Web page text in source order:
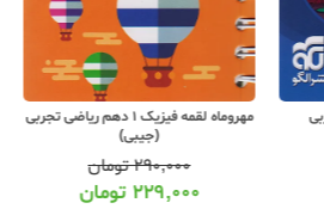
مهروماه لقمه فیزیک 1 دهم ریاضی تجربی
(جیبی)
۲۹۰,۰۰۰تومان
۲۲۹,۰۰۰ تومان